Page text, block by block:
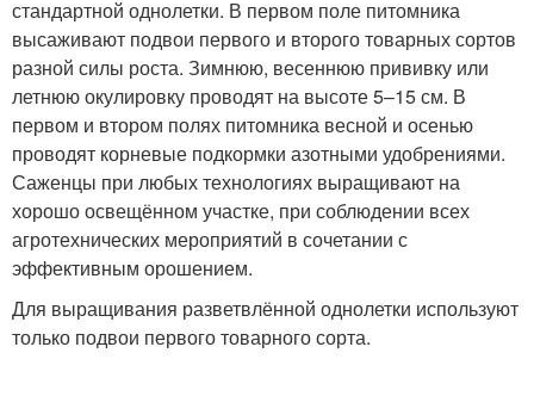
стандартной однолетки. В первом поле питомника
высаживают подвои первого и второго товарных сортов
разной силы роста. Зимнюю, весеннюю прививку или
летнюю окулировку проводят на высоте 5–15 см. В
первом и втором полях питомника весной и осенью
проводят корневые подкормки азотными удобрениями.
Саженцы при любых технологиях выращивают на
хорошо освещённом участке, при соблюдении всех
агротехнических мероприятий в сочетании с
эффективным орошением.
Для выращивания разветвлённой однолетки используют
только подвои первого товарного сорта.